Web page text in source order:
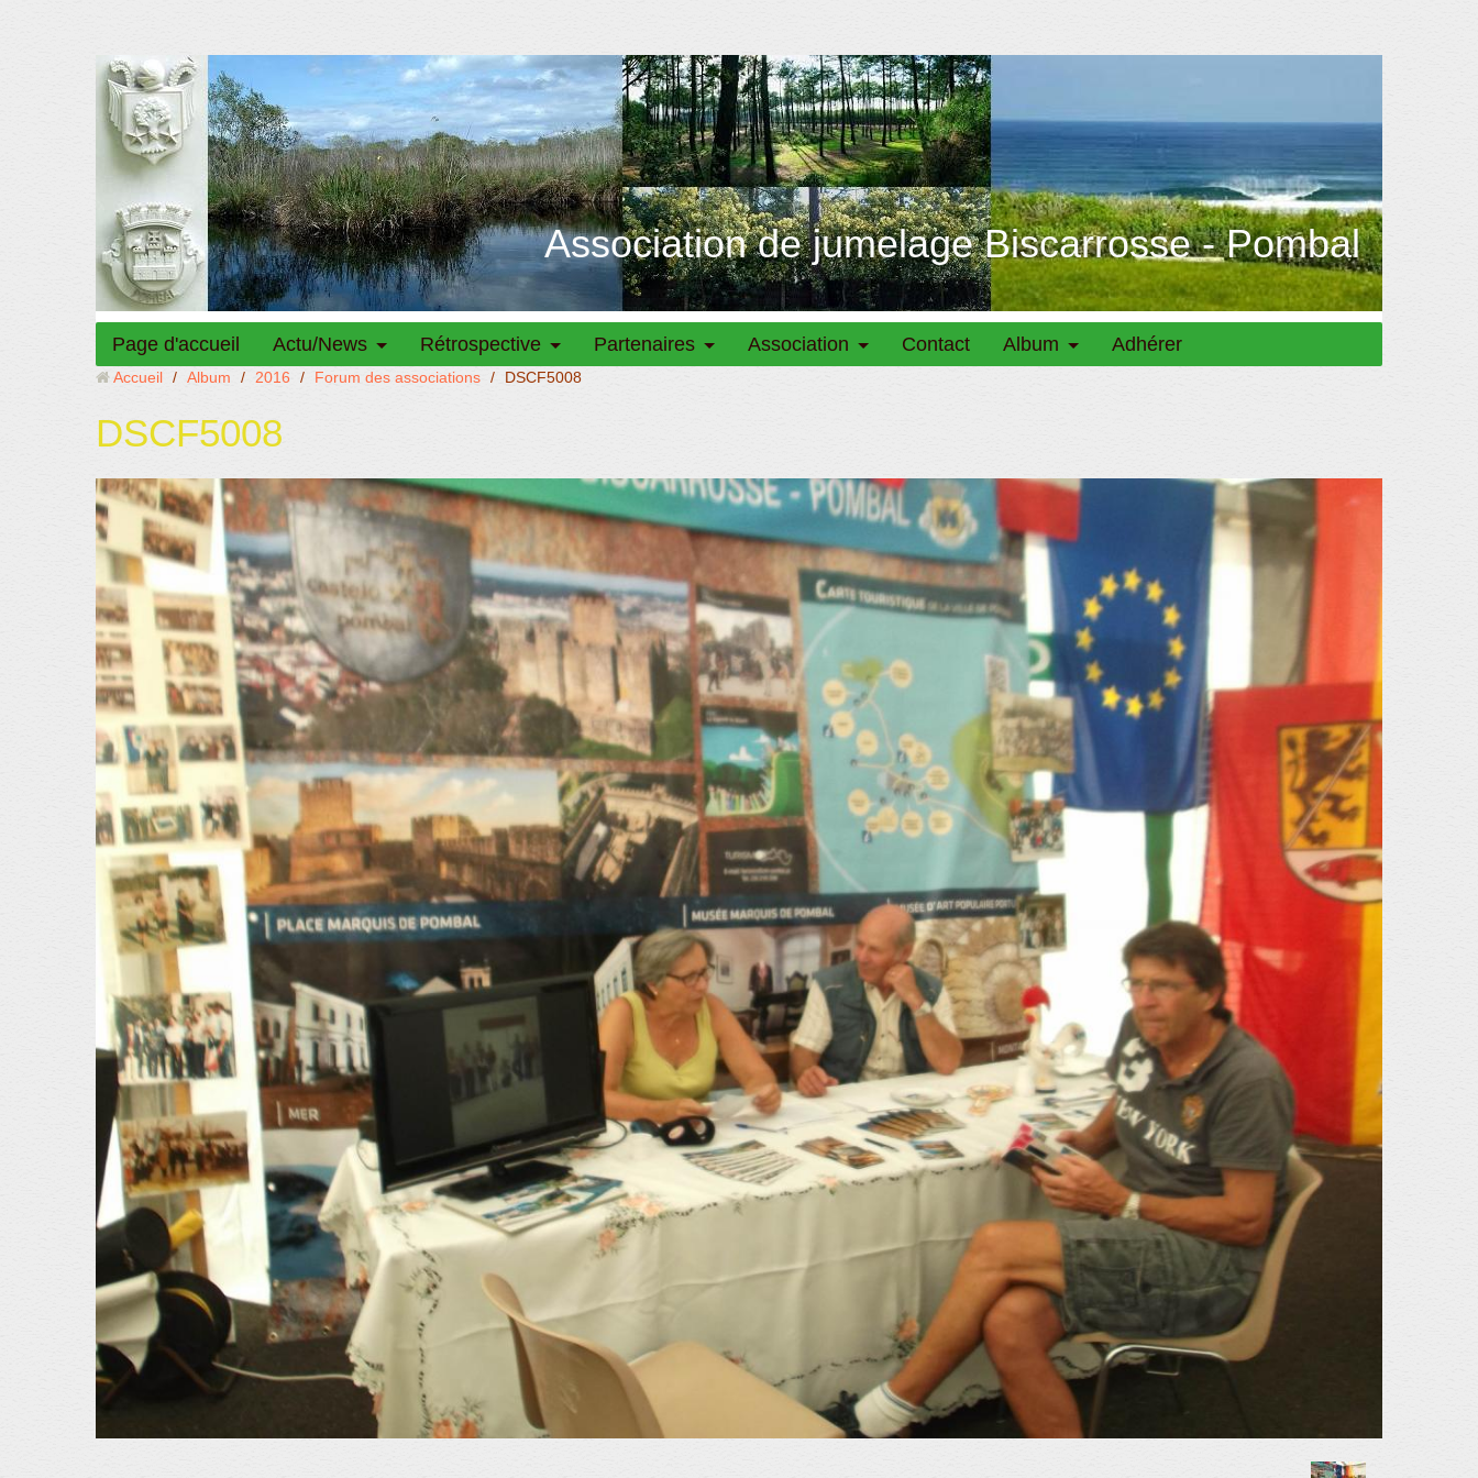
Association de jumelage Biscarrosse - Pombal
Page d'accueil Actu/News Rétrospective Partenaires Association Contact Album Adhérer
Accueil / Album / 2016 / Forum des associations / DSCF5008
DSCF5008